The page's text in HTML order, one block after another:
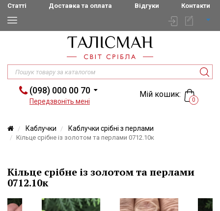
Статті Доставка та оплата Відгуки Контакти
(098) 000 00 70
Передзвоніть мені
Мій кошик:
0
Каблучки Каблучки срібні з перлами
Кільце срібне із золотом та перлами 0712.10к
Кільце срібне із золотом та перлами
0712.10к